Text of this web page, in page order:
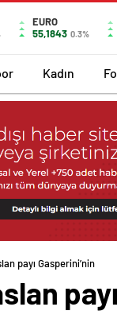
EURO
55,1843 0.3%
Kadın
payı Gasperini’nin